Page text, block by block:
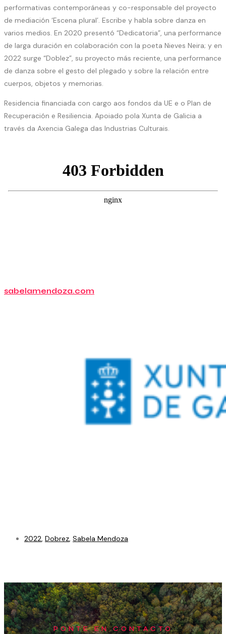
performativas contemporáneas y co-responsable del proyecto
de mediación ‘Escena plural’. Escribe y habla sobre danza en
varios medios. En 2020 presentó “Dedicatoria”, una performance
de larga duración en colaboración con la poeta Nieves Neira; y en
2022 surge “Doblez”, su proyecto más reciente, una performance
de danza sobre el gesto del plegado y sobre la relación entre
cuerpos, objetos y memorias.
Residencia financiada con cargo aos fondos da UE e o Plan de
Recuperación e Resiliencia. Apoiado pola Xunta de Galicia a
través da Axencia Galega das Industrias Culturais.
sabelamendoza.com
2022, Dobrez, Sabela Mendoza
PONTE EN CONTACTO